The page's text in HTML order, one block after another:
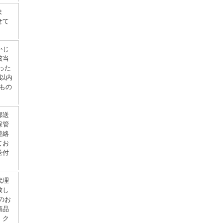
て
じ
当
た
内
の
送
管
絡
お
付
理
し
お
品
ク